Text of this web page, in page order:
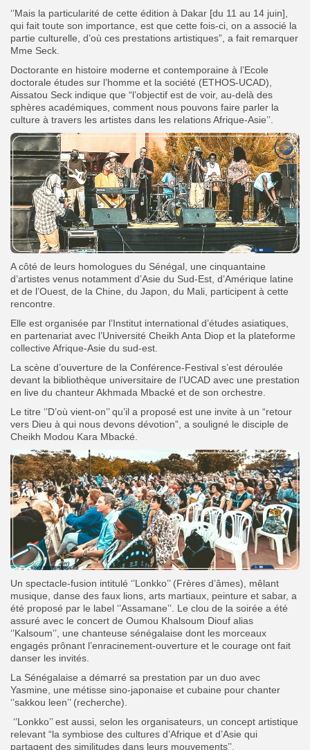
‘’Mais la particularité de cette édition à Dakar [du 11 au 14 juin],
qui fait toute son importance, est que cette fois-ci, on a associé la
partie culturelle, d’où ces prestations artistiques”, a fait remarquer
Mme Seck.
Doctorante en histoire moderne et contemporaine à l’Ecole
doctorale études sur l’homme et la société (ETHOS-UCAD),
Aissatou Seck indique que “l’objectif est de voir, au-delà des
sphères académiques, comment nous pouvons faire parler la
culture à travers les artistes dans les relations Afrique-Asie’’.
A côté de leurs homologues du Sénégal, une cinquantaine
d’artistes venus notamment d’Asie du Sud-Est, d’Amérique latine
et de l’Ouest, de la Chine, du Japon, du Mali, participent à cette
rencontre.
Elle est organisée par l’Institut international d’études asiatiques,
en partenariat avec l’Université Cheikh Anta Diop et la plateforme
collective Afrique-Asie du sud-est.
La scène d’ouverture de la Conférence-Festival s’est déroulée
devant la bibliothèque universitaire de l’UCAD avec une prestation
en live du chanteur Akhmada Mbacké et de son orchestre.
Le titre ‘’D’où vient-on’’ qu’il a proposé est une invite à un “retour
vers Dieu à qui nous devons dévotion”, a souligné le disciple de
Cheikh Modou Kara Mbacké.
Un spectacle-fusion intitulé ‘’Lonkko’’ (Frères d’âmes), mêlant
musique, danse des faux lions, arts martiaux, peinture et sabar, a
été proposé par le label ‘’Assamane’’. Le clou de la soirée a été
assuré avec le concert de Oumou Khalsoum Diouf alias
‘’Kalsoum’’, une chanteuse sénégalaise dont les morceaux
engagés prônant l’enracinement-ouverture et le courage ont fait
danser les invités.
La Sénégalaise a démarré sa prestation par un duo avec
Yasmine, une métisse sino-japonaise et cubaine pour chanter
‘’sakkou leen’’ (recherche).
‘’Lonkko’’ est aussi, selon les organisateurs, un concept artistique
relevant “la symbiose des cultures d’Afrique et d’Asie qui
partagent des similitudes dans leurs mouvements’’.